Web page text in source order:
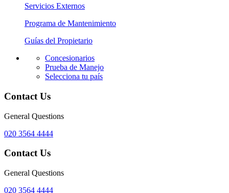
Servicios Externos
Programa de Mantenimiento
Guías del Propietario
Concesionarios
Prueba de Manejo
Selecciona tu país
Contact Us
General Questions
020 3564 4444
Contact Us
General Questions
020 3564 4444